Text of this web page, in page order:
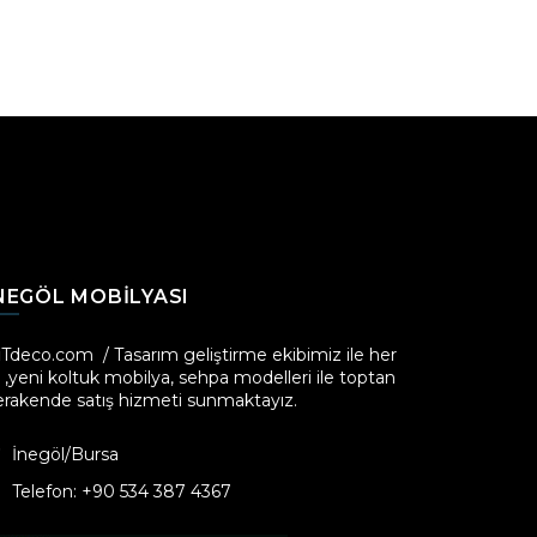
MOBILYASI
/ Tasarım geliştirme ekibimiz ile her
,yeni koltuk mobilya, sehpa modelleri ile toptan
satış hizmeti sunmaktayız.
İnegöl/Bursa
Telefon: +90 534 387 4367